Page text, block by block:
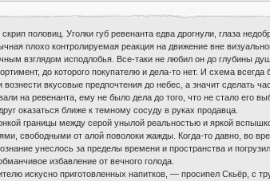
половиц. Уголки губ ревенанта едва дрогнули, глаза
плохо контролируемая реакция на движение вне
взглядом исподлобья. Все-таки не любил он до глубины
до которого покупателю и дела-то нет. И схема
вкусовые предпочтения до небес, а значит сделать
на ревенанта, ему не было дела до того, что не стало
оказаться ближе к темному сосуду в руках продавца.
границы между серой унылой реальностью и яркой
свободными от алой поволоки жажды. Когда-то давно, во
унеслось за пределы времени и пространства и
избавление от вечного голода.
искусно приготовленных напитков, — просипел Скьёр, с